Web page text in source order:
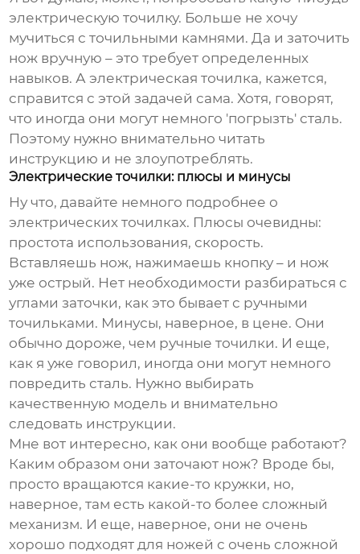
электрическую точилку. Больше не хочу
мучиться с точильными камнями. Да и заточить
нож вручную – это требует определенных
навыков. А электрическая точилка, кажется,
справится с этой задачей сама. Хотя, говорят,
что иногда они могут немного 'погрызть' сталь.
Поэтому нужно внимательно читать
инструкцию и не злоупотреблять.
Электрические точилки: плюсы и минусы
Ну что, давайте немного подробнее о
электрических точилках. Плюсы очевидны:
простота использования, скорость.
Вставляешь нож, нажимаешь кнопку – и нож
уже острый. Нет необходимости разбираться с
углами заточки, как это бывает с ручными
точильками. Минусы, наверное, в цене. Они
обычно дороже, чем ручные точилки. И еще,
как я уже говорил, иногда они могут немного
повредить сталь. Нужно выбирать
качественную модель и внимательно
следовать инструкции.
Мне вот интересно, как они вообще работают?
Каким образом они заточают нож? Вроде бы,
просто вращаются какие-то кружки, но,
наверное, там есть какой-то более сложный
механизм. И еще, наверное, они не очень
хорошо подходят для ножей с очень сложной